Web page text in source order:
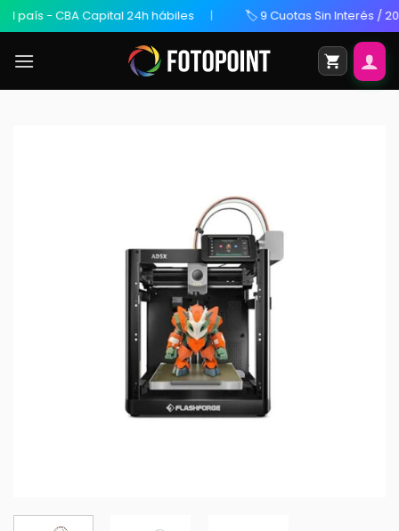
CBA Capital 24h hábiles 🏷️ 9 Cuotas Sin Interés / 20% OFF